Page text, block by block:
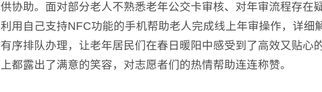
供协助。面对部分老人不熟悉老年公交卡审核、对年审流程存在
利用自己支持NFC功能的手机帮助老人完成线上年审操作，详细
有序排队办理，让老年居民们在春日暖阳中感受到了高效又贴心
上都露出了满意的笑容，对志愿者们的热情帮助连连称赞。